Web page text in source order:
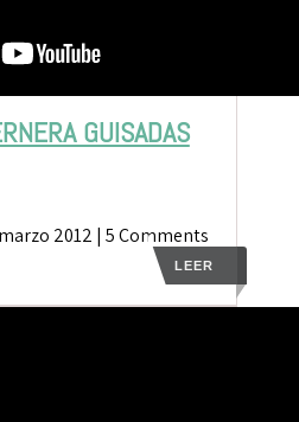
GUISADAS
2012 | 5 Comments
LEER